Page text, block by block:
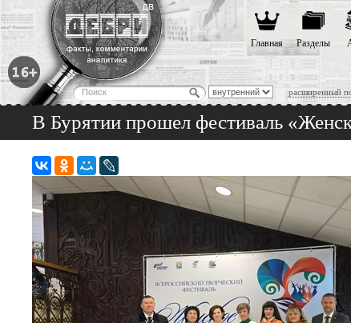
расширенный
Главная Разделы
В Бурятии прошел фестиваль